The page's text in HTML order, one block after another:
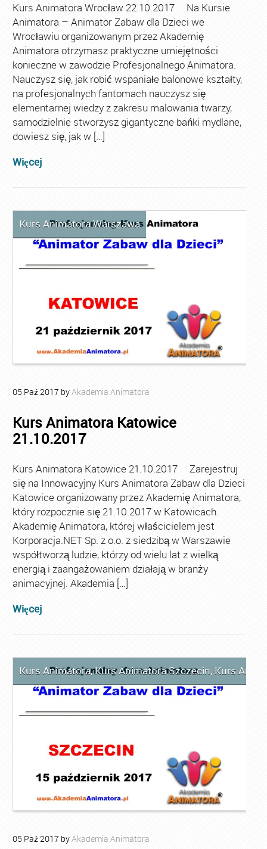
Kurs Animatora Wrocław 22.10.2017 Na Kursie
Animatora – Animator Zabaw dla Dzieci we
Wrocławiu organizowanym przez Akademię
Animatora otrzymasz praktyczne umiejętności
konieczne w zawodzie Profesjonalnego Animatora.
Nauczysz się, jak robić wspaniałe balonowe kształty,
na profesjonalnych fantomach nauczysz się
elementarnej wiedzy z zakresu malowania twarzy,
samodzielnie stworzysz gigantyczne bańki mydlane,
dowiesz się, jak w […]
Więcej
Kurs Animatora Warszawa
05 Paź2017 byAkademia Animatora
Kurs Animatora Katowice
21.10.2017
Kurs Animatora Katowice 21.10.2017 Zarejestruj
się na Innowacyjny Kurs Animatora Zabaw dla Dzieci
Katowice organizowany przez Akademię Animatora,
który rozpocznie się 21.10.2017 w Katowicach.
Akademię Animatora, której właścicielem jest
Korporacja.NET Sp. z o.o. z siedzibą w Warszawie
współtworzą ludzie, którzy od wielu lat z wielką
energią i zaangażowaniem działają w branży
animacyjnej. Akademia […]
Więcej
Kurs Animatora,Kurs Animatora Szczecin, Kurs
05 Paź2017 by Akademia Animatora